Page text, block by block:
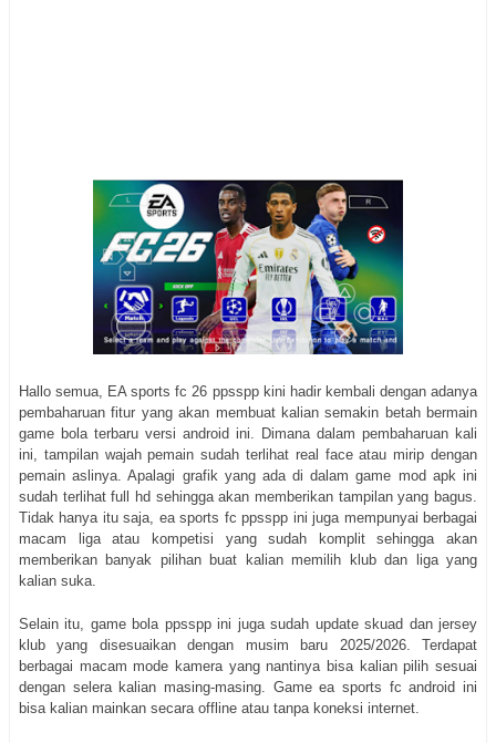
Hallo semua, EA sports fc 26 ppsspp kini hadir kembali dengan adanya
pembaharuan fitur yang akan membuat kalian semakin betah bermain
game bola terbaru versi android ini. Dimana dalam pembaharuan kali
ini, tampilan wajah pemain sudah terlihat real face atau mirip dengan
pemain aslinya. Apalagi grafik yang ada di dalam game mod apk ini
sudah terlihat full hd sehingga akan memberikan tampilan yang bagus.
Tidak hanya itu saja, ea sports fc ppsspp ini juga mempunyai berbagai
macam liga atau kompetisi yang sudah komplit sehingga akan
memberikan banyak pilihan buat kalian memilih klub dan liga yang
kalian suka.
Selain itu, game bola ppsspp ini juga sudah update skuad dan jersey
klub yang disesuaikan dengan musim baru 2025/2026. Terdapat
berbagai macam mode kamera yang nantinya bisa kalian pilih sesuai
dengan selera kalian masing-masing. Game ea sports fc android ini
bisa kalian mainkan secara offline atau tanpa koneksi internet.